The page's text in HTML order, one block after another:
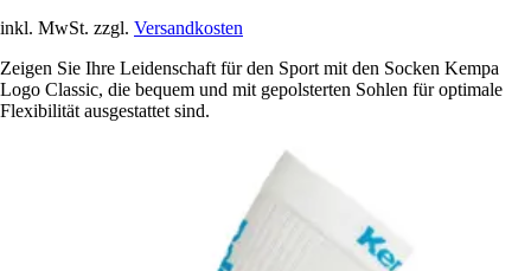
inkl. MwSt. zzgl. Versandkosten
Zeigen Sie Ihre Leidenschaft für den Sport mit den Socken Kempa
Logo Classic, die bequem und mit gepolsterten Sohlen für optimale
Flexibilität ausgestattet sind.